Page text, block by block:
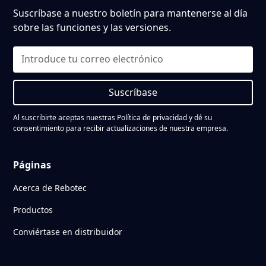
Suscríbase a nuestro boletín para mantenerse al día
sobre las funciones y las versiones.
Suscríbase
Al suscribirte aceptas nuestras Política de privacidady dé su
consentimiento para recibir actualizaciones de nuestra empresa.
Páginas
Acerca de Rebotec
Productos
Conviértase en distribuidor